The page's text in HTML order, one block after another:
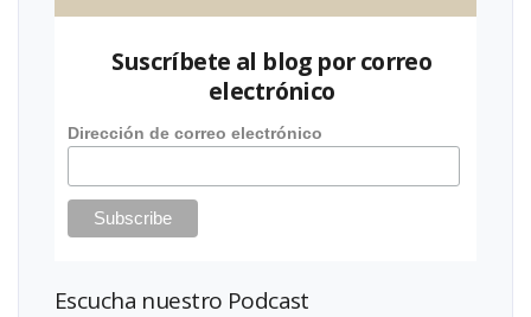
Suscríbete al blog por correo
electrónico
Dirección de correo electrónico
Escucha nuestro Podcast